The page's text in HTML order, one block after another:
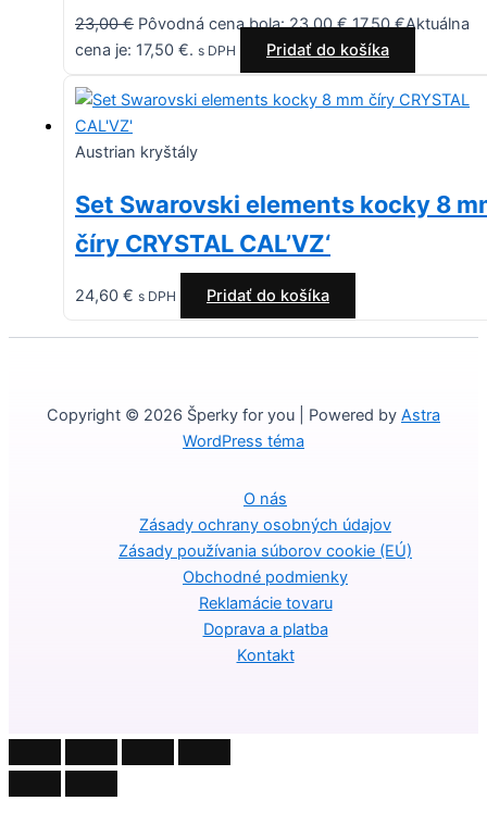
23,00€ Pôvodná cena bola: 23,00 €.17,50€Aktuálna
cena je: 17,50 €. s DPH Pridať do košíka
Austrian kryštály
Set Swarovski elements kocky 8
číry CRYSTAL CAL’VZ‘
24,60 € s DPH Pridať do košíka
Copyright © 2026 Šperky for you | Powered by Astra
WordPress téma
O nás
Zásady ochrany osobných údajov
Zásady používania súborov cookie (EÚ)
Obchodné podmienky
Reklamácie tovaru
Doprava a platba
Kontakt